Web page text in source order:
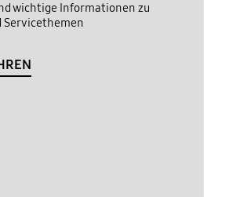
wichtige Informationen zu
Servicethemen